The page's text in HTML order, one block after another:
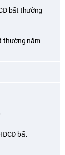
bất thường
thường năm
bất